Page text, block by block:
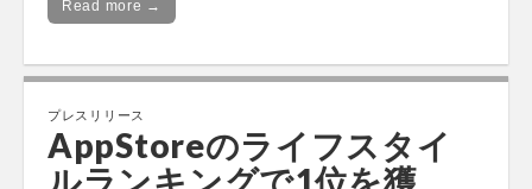
Read more →
プレスリリース
AppStoreのライフスタイ